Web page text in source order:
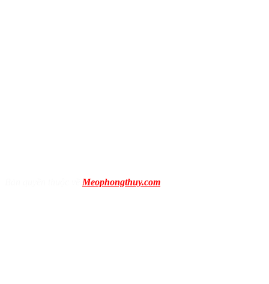
Meophongthuy.com